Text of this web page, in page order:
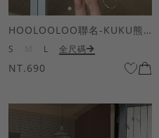
HOOLOOLOO聯名-KUKU熊蝴蝶結短袖上衣
S L 全尺碼
NT.690